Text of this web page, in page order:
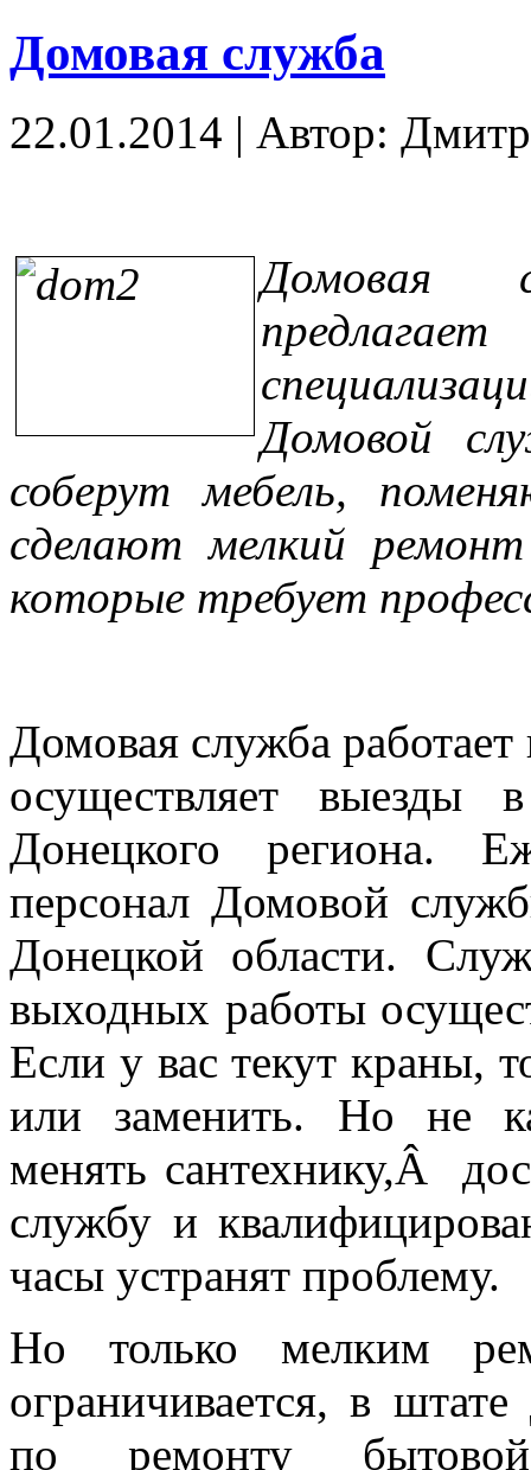
Домовая служба
22.01.2014 | Автор:
Домовая
Домовой
соберут мебель,
сделают мелкий
которые требует
Домовая служба
осуществляет выезды
Донецкого региона.
персонал Домовой
Донецкой области.
выходных работы
Если у вас текут краны,
или заменить. Но не
менять сантехнику,Â
службу и
часы устранят проблему.
Но только мелким
ограничивается, в
по ремонту бытовой